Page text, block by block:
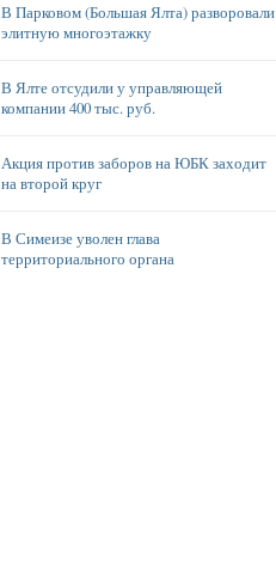
В Парковом (Большая Ялта) разворовали
элитную многоэтажку
В Ялте отсудили у управляющей
компании 400 тыс. руб.
Акция против заборов на ЮБК заходит
на второй круг
В Симеизе уволен глава
территориального органа